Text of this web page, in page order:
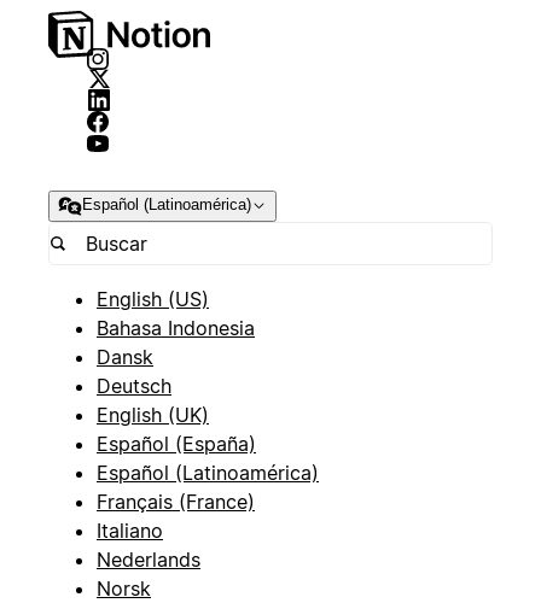
Español (Latinoamérica)
English (US)
Bahasa Indonesia
Dansk
Deutsch
English (UK)
Español (España)
Español (Latinoamérica)
Français (France)
Italiano
Nederlands
Norsk